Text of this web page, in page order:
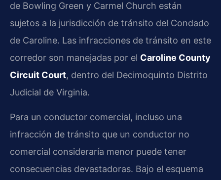
de Bowling Green y Carmel Church están
sujetos a la jurisdicción de tránsito del Condado
de Caroline. Las infracciones de tránsito en este
corredor son manejadas por el Caroline County
Circuit Court, dentro del Decimoquinto Distrito
Judicial de Virginia.
Para un conductor comercial, incluso una
infracción de tránsito que un conductor no
comercial consideraría menor puede tener
consecuencias devastadoras. Bajo el esquema